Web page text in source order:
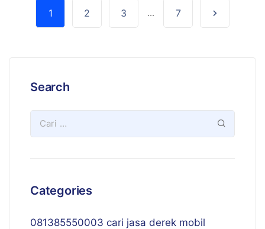
1 2 3 ... 7
Search
Categories
081385550003 cari jasa derek mobil